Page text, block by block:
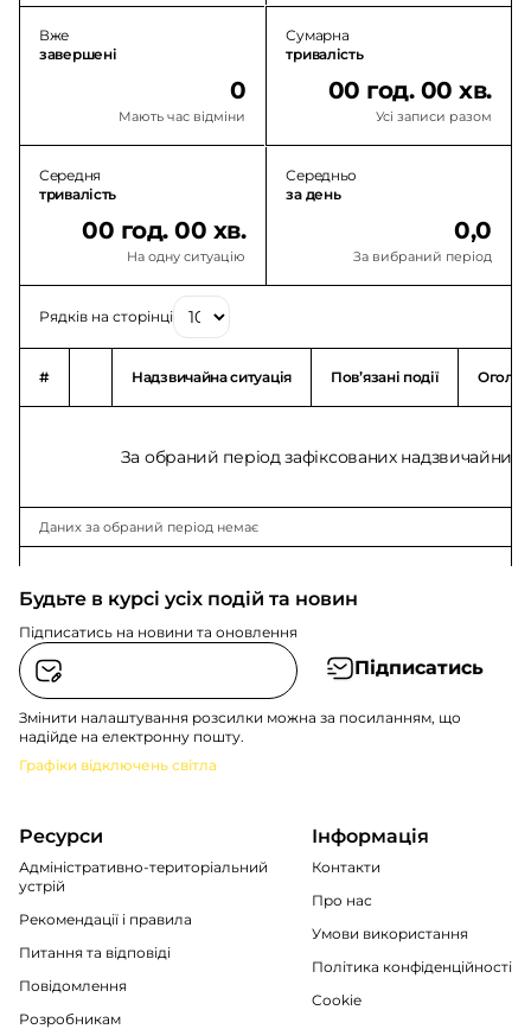
Вже
завершені
0
Мають час відміни
Сумарна
тривалість
00 год. 00 хв.
Усі записи разом
Середня
тривалість
00 год. 00 хв.
На одну ситуацію
Середньо
за день
0,0
За вибраний період
Рядків на сторінці
# Надзвичайна ситуація Повʼязані події
За обраний період зафіксованих надзвичайних
Даних за обраний період немає
Будьте в курсі усіх подій та новин
Підписатись на новини та оновлення
Підписатись
Змінити налаштування розсилки можна за посиланням, що
надійде на електронну пошту.
Графіки відключень світла
Ресурси
Адміністративно-територіальний
устрій
Рекомендації i правила
Питання та відповіді
Повідомлення
Розробникам
Інформація
Контакти
Про нас
Умови використання
Політика конфіденційності
Cookie